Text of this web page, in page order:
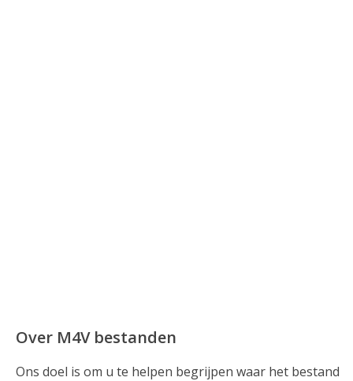
Over M4V bestanden
Ons doel is om u te helpen begrijpen waar het bestand